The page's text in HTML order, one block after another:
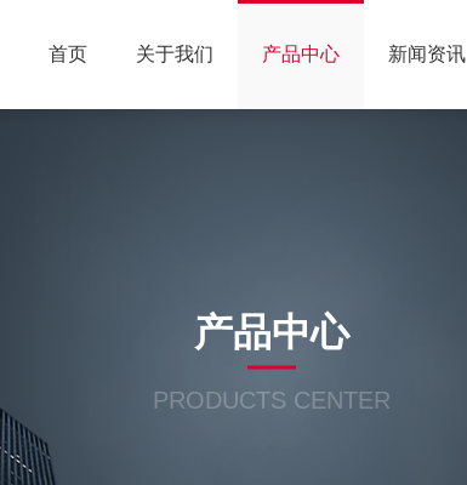
首页 关于我们 产品中心 新闻资讯
产品中心
PRODUCTS CENTER